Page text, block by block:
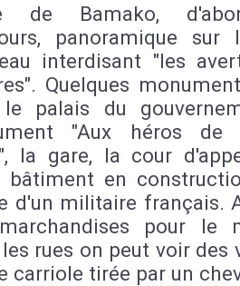
de Bamako,
panoramique sur
interdisant "les
Quelques
palais du
"Aux héros de
la gare, la cour
bâtiment en
d'un militaire français.
pour le
les rues on peut voir des
carriole tirée par un